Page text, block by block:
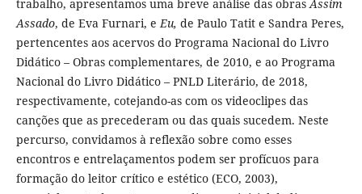
trabalho, apresentamos uma breve análise das obras Assim
Assado, de Eva Furnari, e Eu, de Paulo Tatit e Sandra Peres,
pertencentes aos acervos do Programa Nacional do Livro
Didático – Obras complementares, de 2010, e ao Programa
Nacional do Livro Didático – PNLD Literário, de 2018,
respectivamente, cotejando-as com os videoclipes das
canções que as precederam ou das quais sucedem. Neste
percurso, convidamos à reflexão sobre como esses
encontros e entrelaçamentos podem ser profícuos para
formação do leitor crítico e estético (ECO, 2003),